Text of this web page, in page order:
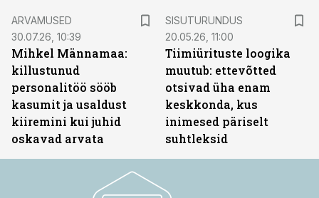
ARVAMUSED
30.07.26, 10:39
Mihkel Männamaa:
killustunud
personalitöö sööb
kasumit ja usaldust
kiiremini kui juhid
oskavad arvata
SISUTURUNDUS
20.05.26, 11:00
Tiimiürituste loogika
muutub: ettevõtted
otsivad üha enam
keskkonda, kus
inimesed päriselt
suhtleksid